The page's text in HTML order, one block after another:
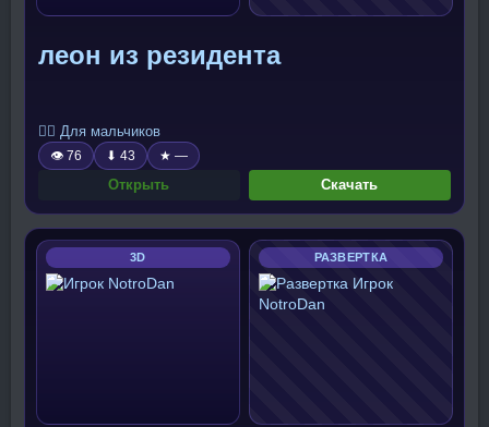
леон из резидента
🧍‍♂️ Для мальчиков
👁 76 ⬇ 43 ★ —
Открыть Скачать
3D РАЗВЕРТКА